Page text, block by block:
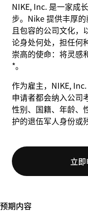
NIKE, Inc. 是一家成
步。Nike 提供丰厚
且包容的公司文化，
论身处何处，担任何
崇高的使命：将灵感
*。
作为雇主，NIKE,
申请者都会纳入公司
性别、国籍、年龄、
护的退伍军人身份或
立
预期内容